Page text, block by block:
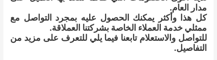
مدار العام.
كل هذا وأكثر يمكنك الحصول عليه بمجرد التواصل مع
ممثلي خدمة العملاء الخاصة بشركتنا العملاقة.
للتواصل والاستعلام تابعنا فيما يلي للتعرف على مزيد من
التفاصيل.